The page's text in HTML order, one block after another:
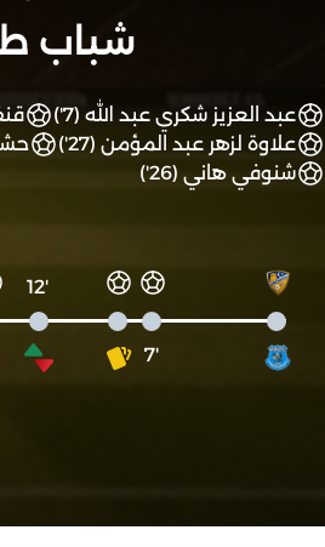
شباب
عبد العزيز شكري عبد الله (7')
علاوة لزهر عبد المؤمن (27')
شنوفي هاني (26')
'7
'12